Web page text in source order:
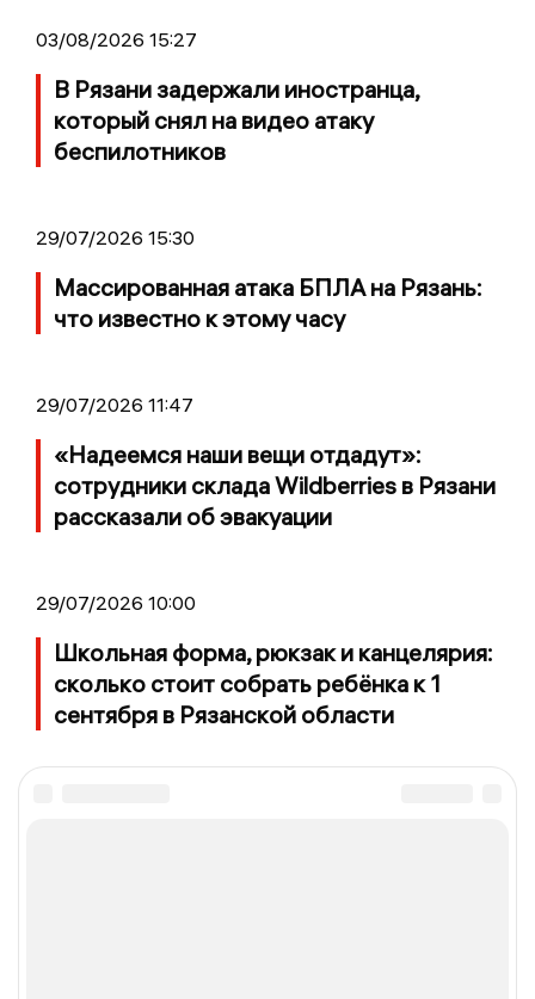
03/08/2026 15:27
В Рязани задержали иностранца,
который снял на видео атаку
беспилотников
29/07/2026 15:30
Массированная атака БПЛА на Рязань:
что известно к этому часу
29/07/2026 11:47
«Надеемся наши вещи отдадут»:
сотрудники склада Wildberries в Рязани
рассказали об эвакуации
29/07/2026 10:00
Школьная форма, рюкзак и канцелярия:
сколько стоит собрать ребёнка к 1
сентября в Рязанской области